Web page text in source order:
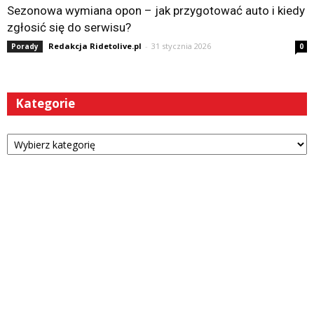
Sezonowa wymiana opon – jak przygotować auto i kiedy
zgłosić się do serwisu?
Porady Redakcja Ridetolive.pl - 31 stycznia 2026 0
Kategorie
Kategorie